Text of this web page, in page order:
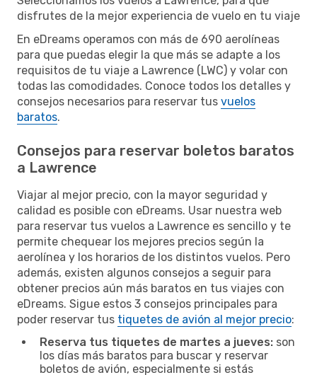
disfrutes de la mejor experiencia de vuelo en tu viaje
En eDreams operamos con más de 690 aerolíneas
para que puedas elegir la que más se adapte a los
requisitos de tu viaje a Lawrence (LWC) y volar con
todas las comodidades. Conoce todos los detalles y
consejos necesarios para reservar tus vuelos
baratos.
Consejos para reservar boletos baratos
a Lawrence
Viajar al mejor precio, con la mayor seguridad y
calidad es posible con eDreams. Usar nuestra web
para reservar tus vuelos a Lawrence es sencillo y te
permite chequear los mejores precios según la
aerolínea y los horarios de los distintos vuelos. Pero
además, existen algunos consejos a seguir para
obtener precios aún más baratos en tus viajes con
eDreams. Sigue estos 3 consejos principales para
poder reservar tus tiquetes de avión al mejor precio:
Reserva tus tiquetes de martes a jueves: son
los días más baratos para buscar y reservar
boletos de avión, especialmente si estás